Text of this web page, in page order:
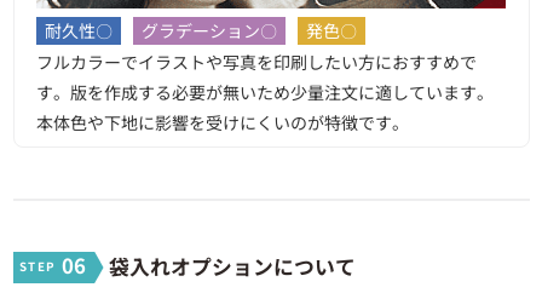
耐久性〇 グラデーション〇
発色〇
フルカラーでイラストや写真を印刷したい方におすすめで
す。版を作成する必要が無いため少量注文に適しています。
本体色や下地に影響を受けにくいのが特徴です。
06 袋入れオプションについて